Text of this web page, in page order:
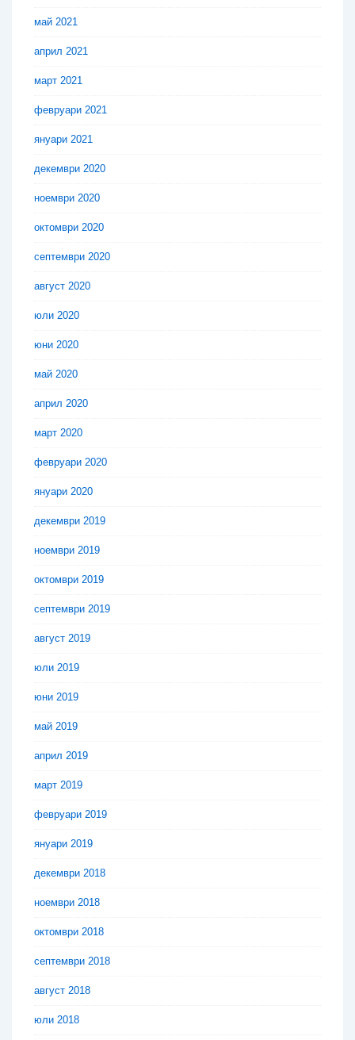
май 2021
април 2021
март 2021
февруари 2021
януари 2021
декември 2020
ноември 2020
октомври 2020
септември 2020
август 2020
юли 2020
юни 2020
май 2020
април 2020
март 2020
февруари 2020
януари 2020
декември 2019
ноември 2019
октомври 2019
септември 2019
август 2019
юли 2019
юни 2019
май 2019
април 2019
март 2019
февруари 2019
януари 2019
декември 2018
ноември 2018
октомври 2018
септември 2018
август 2018
юли 2018